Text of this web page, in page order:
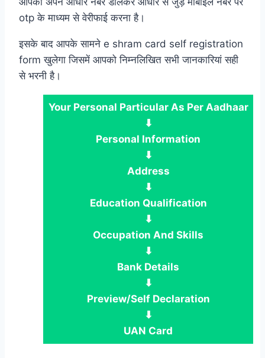
otp के माध्यम से वेरीफाई करना है।
इसके बाद आपके सामने e shram card self registration
form खुलेगा जिसमें आपको निम्नलिखित सभी जानकारियां सही
से भरनी है।
Your Personal Particular As Per Aadhaar
⬇
Personal Information
⬇
Address
⬇
Education Qualification
⬇
Occupation And Skills
⬇
Bank Details
⬇
Preview/Self Declaration
⬇
UAN Card